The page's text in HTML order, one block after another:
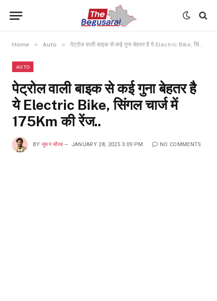
Home » Auto » पेट्रोल वाली बाइक से कई गुना बेहतर है ये Electric Bike, सिंगल चार्ज में 175Km की रेंज..
AUTO
पेट्रोल वाली बाइक से कई गुना बेहतर है
ये Electric Bike, सिंगल चार्ज में
175Km की रेंज..
BY सुमन सौरब JANUARY 28, 2025 3:09 PM NO COMMENTS